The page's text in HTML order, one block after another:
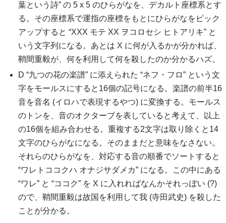
葉という詩” の 5 x 5 のひらがなを、デカルト座標系とす
る。その座標系で運指の座標をもとにひらがなをピック
アップすると “XXX モテ XX ヲコロセシ ヒトアリキ” と
いう文字列になる。あとは X に何が入るかが分かれば、
鞘間重毅が、何を利用して何を殺したのか分かるハズ。
D “九つの花の楽譜” に添えられた “ネフ・フロ” という文
字をモールスにすると16個の記号になる。楽譜の前半16
音を音名 (イロハで表現するやつ) に変換する。モールス
のトンを、音のオクターブを表していると考えて、以上
の16個を組み合わせる。重複する2文字は取り除くと14
文字のひらがなになる。そのままだと意味をなさない。
それらのひらがなを、対応する音の順番でソートすると
“ワレトココクハ オナジサダメカ” になる。この中にある
“ワレ” と “ココク” を X に入れればなんかそれっぽい (?)
ので、鞘間重毅は故国を利用して我 (寺田武史) を殺した
ことが分かる。